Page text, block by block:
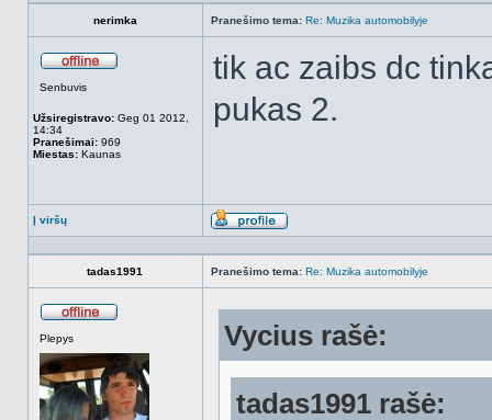
nerimka Pranešimo tema: Re: Muzika automobilyje
Senbuvis
Užsiregistravo: Geg 01 2012,
14:34
Pranešimai: 969
Miestas: Kaunas
tik ac zaibs dc
pukas 2.
Į viršų
Aprašymas
tadas1991 Pranešimo tema: Re: Muzika automobilyje
Plepys
Vycius rašė:
tadas1991 rašė: